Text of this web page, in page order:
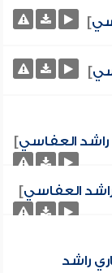
]
]
العفاسي]
العفاسي]
راشد